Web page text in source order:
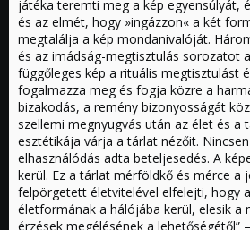
játéka teremti meg a kép egyensúlyát,
és az elmét, hogy »ingázzon« a két
megtalálja a kép mondanivalóját.
és az imádság-megtisztulás sorozatot
függőleges kép a rituális megtisztulást
fogalmazza meg és fogja közre a
bizakodás, a remény bizonyosságát
szellemi megnyugvás után az élet és a
esztétikája várja a tárlat nézőit.
elhasználódás adta beteljesedés. A
kerül. Ez a tárlat mérföldkő és mérce a
felpörgetett életvitelével elfelejti, hogy
életformának a hálójába kerül, elesik a
érzések megélésének a lehetőségétől”